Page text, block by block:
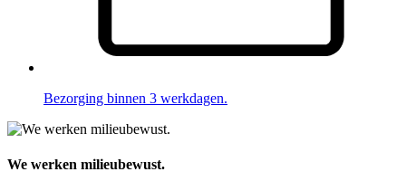
Bezorging binnen 3 werkdagen.
We werken milieubewust.